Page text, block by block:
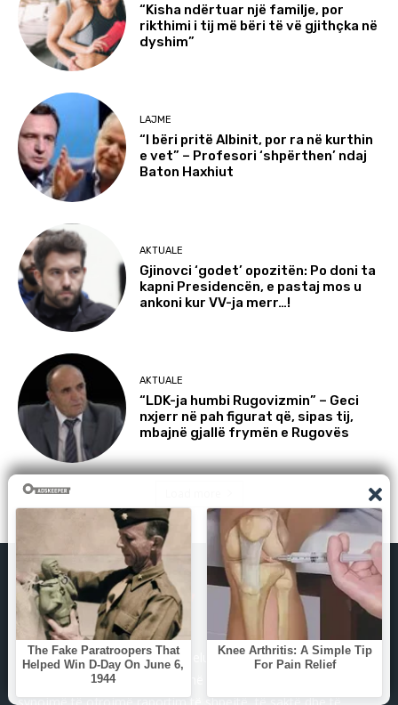
“Kisha ndërtuar një familje, por
rikthimi i tij më bëri të vë gjithçka në
dyshim”
LAJME
“I bëri pritë Albinit, por ra në kurthin
e vet” – Profesori ‘shpërthen’ ndaj
Baton Haxhiut
AKTUALE
Gjinovci ‘godet’ opozitën: Po doni ta
kapni Presidencën, e pastaj mos u
ankoni kur VV-ja merr…!
AKTUALE
“LDK-ja humbi Rugovizmin” – Geci
nxjerr në pah figurat që, sipas tij,
mbajnë gjallë frymën e Rugovës
GazetaKosova.net është themeluar më 1 gusht 2024 nga
gazetarë me përvojë të gjatë në media. Si medium i pavarur,